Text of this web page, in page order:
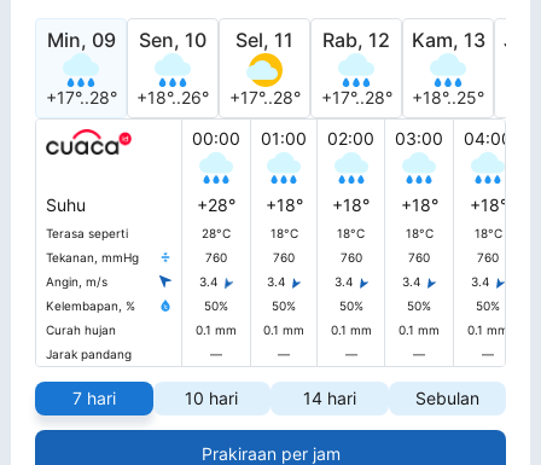
Min, 09
+17°..28°
Sen, 10
+18°..26°
Sel, 11
+17°..28°
Rab, 12
+17°..28°
Kam, 13
+18°..25°
00:00
01:00 02:00 03:00 04:00
Suhu +28° +18° +18° +18° +18°
Terasa seperti 28°C 18°C 18°C 18°C
18°C
Tekanan, mmHg
760 760 760 760
760
Angin, m/s
3.4 3.4 3.4 3.4 3.4
Kelembapan, %
50% 50% 50% 50%
50%
Curah hujan
0.1 mm 0.1 mm 0.1 mm 0.1 mm 0.1 mm
Jarak pandang
— — — — —
7 hari 10 hari 14 hari Sebulan
Prakiraan per jam